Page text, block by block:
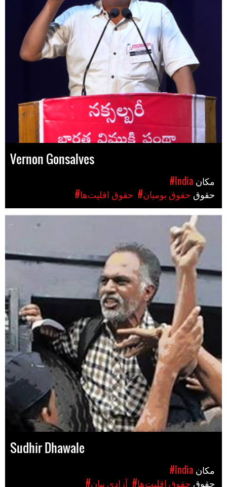
Vernon Gonsalves
#India
#حقوق اقلیت‌ها #حقوق بومیان
Sudhir Dhawale
#India
#آزادی بیان #حقوق اقلیت‌ها